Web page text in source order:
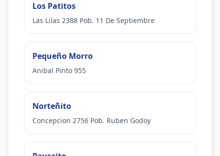
Los Patitos
Las Lilas 2388 Pob. 11 De Septiembre
Pequeño Morro
Anibal Pinto 955
Norteñito
Concepcion 2756 Pob. Ruben Godoy